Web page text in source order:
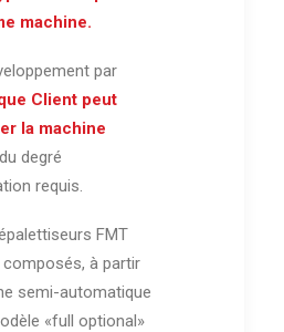
machine.
par
Client peut
la machine
degré
requis.
FMT
à partir
semi-automatique
«full optional»